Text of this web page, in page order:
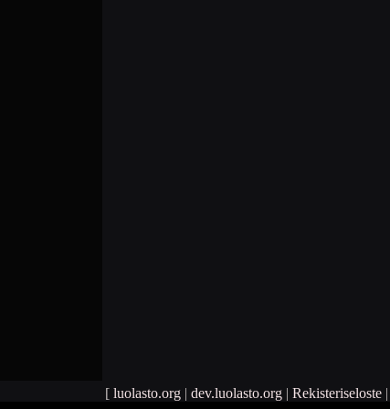
[ luolasto.org| dev.luolasto.org| Rekisteriseloste|